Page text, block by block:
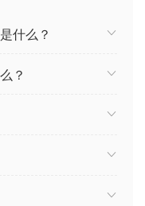
什么？
？